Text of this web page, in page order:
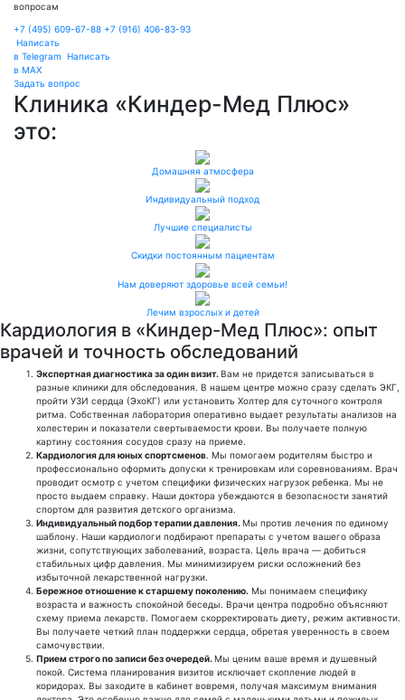
вопросам
+7 (495) 609-67-88 +7 (916) 406-83-93
Написать
в Telegram
Написать
в MAX
Задать вопрос
Клиника «Киндер-Мед Плюс»
это:
Домашняя атмосфера
Индивидуальный подход
Лучшие специалисты
Скидки постоянным пациентам
Нам доверяют здоровье всей семьи!
Лечим взрослых и детей
Кардиология в «Киндер-Мед Плюс»: опыт
врачей и точность обследований
Экспертная диагностика за один визит. Вам не придется записываться в
разные клиники для обследования. В нашем центре можно сразу сделать ЭКГ,
пройти УЗИ сердца (ЭхоКГ) или установить Холтер для суточного контроля
ритма. Собственная лаборатория оперативно выдает результаты анализов на
холестерин и показатели свертываемости крови. Вы получаете полную
картину состояния сосудов сразу на приеме.
Кардиология для юных спортсменов. Мы помогаем родителям быстро и
профессионально оформить допуски к тренировкам или соревнованиям. Врач
проводит осмотр с учетом специфики физических нагрузок ребенка. Мы не
просто выдаем справку. Наши доктора убеждаются в безопасности занятий
спортом для развития детского организма.
Индивидуальный подбор терапии давления. Мы против лечения по единому
шаблону. Наши кардиологи подбирают препараты с учетом вашего образа
жизни, сопутствующих заболеваний, возраста. Цель врача — добиться
стабильных цифр давления. Мы минимизируем риски осложнений без
избыточной лекарственной нагрузки.
Бережное отношение к старшему поколению. Мы понимаем специфику
возраста и важность спокойной беседы. Врачи центра подробно объясняют
схему приема лекарств. Помогаем скорректировать диету, режим активности.
Вы получаете четкий план поддержки сердца, обретая уверенность в своем
самочувствии.
Прием строго по записи без очередей. Мы ценим ваше время и душевный
покой. Система планирования визитов исключает скопление людей в
коридорах. Вы заходите в кабинет вовремя, получая максимум внимания